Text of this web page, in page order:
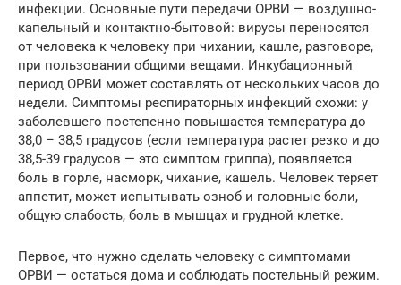
инфекции. Основные пути передачи ОРВИ — воздушно-
капельный и контактно-бытовой: вирусы переносятся
от человека к человеку при чихании, кашле, разговоре,
при пользовании общими вещами. Инкубационный
период ОРВИ может составлять от нескольких часов до
недели. Симптомы респираторных инфекций схожи: у
заболевшего постепенно повышается температура до
38,0 – 38,5 градусов (если температура растет резко и до
38,5-39 градусов — это симптом гриппа), появляется
боль в горле, насморк, чихание, кашель. Человек теряет
аппетит, может испытывать озноб и головные боли,
общую слабость, боль в мышцах и грудной клетке.
Первое, что нужно сделать человеку с симптомами
ОРВИ — остаться дома и соблюдать постельный режим.